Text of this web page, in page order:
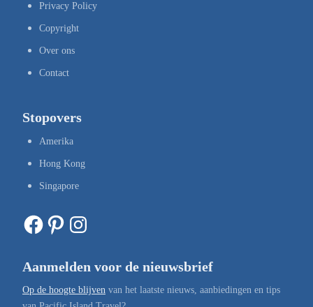
Privacy Policy
Copyright
Over ons
Contact
Stopovers
Amerika
Hong Kong
Singapore
Facebook Pinterest Instagram
Aanmelden voor de nieuwsbrief
Op de hoogte blijven van het laatste nieuws, aanbiedingen en tips